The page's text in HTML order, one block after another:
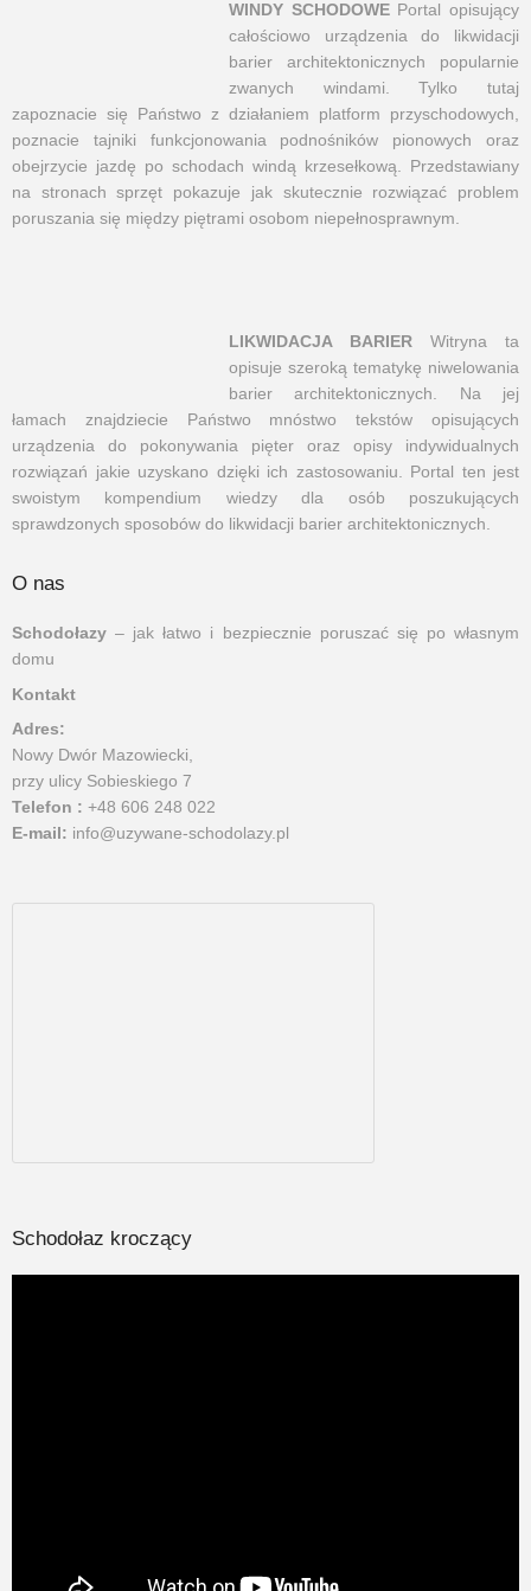
WINDY SCHODOWE Portal opisujący
całościowo urządzenia do likwidacji
barier architektonicznych popularnie
zwanych windami. Tylko tutaj
zapoznacie się Państwo z działaniem platform przyschodowych,
poznacie tajniki funkcjonowania podnośników pionowych oraz
obejrzycie jazdę po schodach windą krzesełkową. Przedstawiany
na stronach sprzęt pokazuje jak skutecznie rozwiązać problem
poruszania się między piętrami osobom niepełnosprawnym.
LIKWIDACJA BARIERWitryna ta
opisuje szeroką tematykę niwelowania
barier architektonicznych. Na jej
łamach znajdziecie Państwo mnóstwo tekstów opisujących
urządzenia do pokonywania pięter oraz opisy indywidualnych
rozwiązań jakie uzyskano dzięki ich zastosowaniu. Portal ten jest
swoistym kompendium wiedzy dla osób poszukujących
sprawdzonych sposobów do likwidacji barier architektonicznych.
O nas
Schodołazy – jak łatwo i bezpiecznie poruszać się po własnym
domu
Kontakt
Adres:
Nowy Dwór Mazowiecki,
przy ulicy Sobieskiego 7
Telefon : +48 606 248 022
E-mail: info@uzywane-schodolazy.pl
Schodołaz kroczący